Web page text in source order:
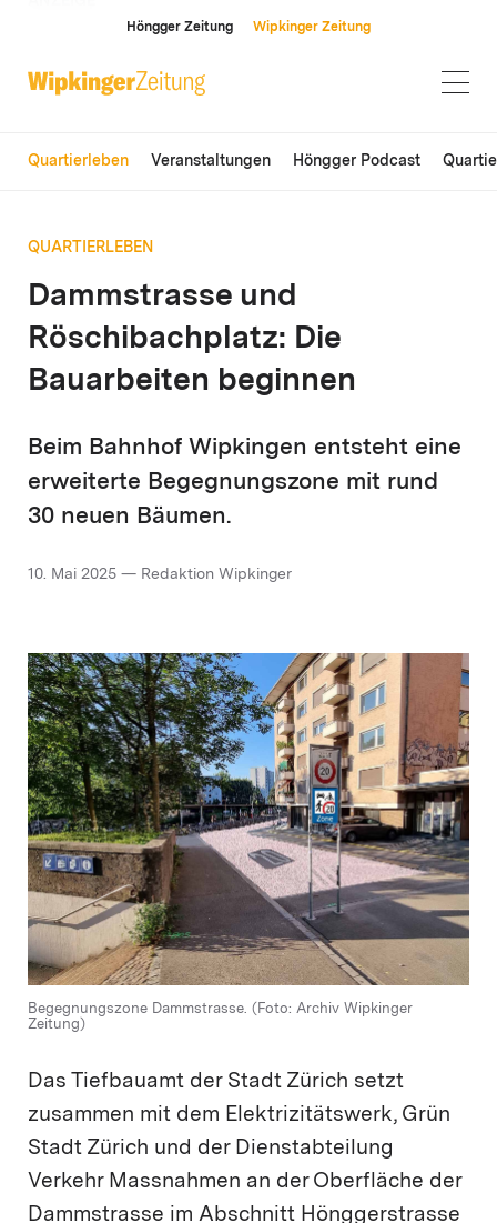
Höngger Zeitung Wipkinger Zeitung
Quartierleben Veranstaltungen Höngger Podcast
QUARTIERLEBEN
Dammstrasse und
Röschibachplatz: Die
Bauarbeiten beginnen
Beim Bahnhof Wipkingen entsteht eine
erweiterte Begegnungszone mit rund
30 neuen Bäumen.
10. Mai 2025 — Redaktion Wipkinger
Begegnungszone Dammstrasse. (Foto: Archiv Wipkinger
Zeitung)
Das Tiefbauamt der Stadt Zürich setzt
zusammen mit dem Elektrizitätswerk, Grün
Stadt Zürich und der Dienstabteilung
Verkehr Massnahmen an der Oberfläche der
Dammstrasse im Abschnitt Hönggerstrasse